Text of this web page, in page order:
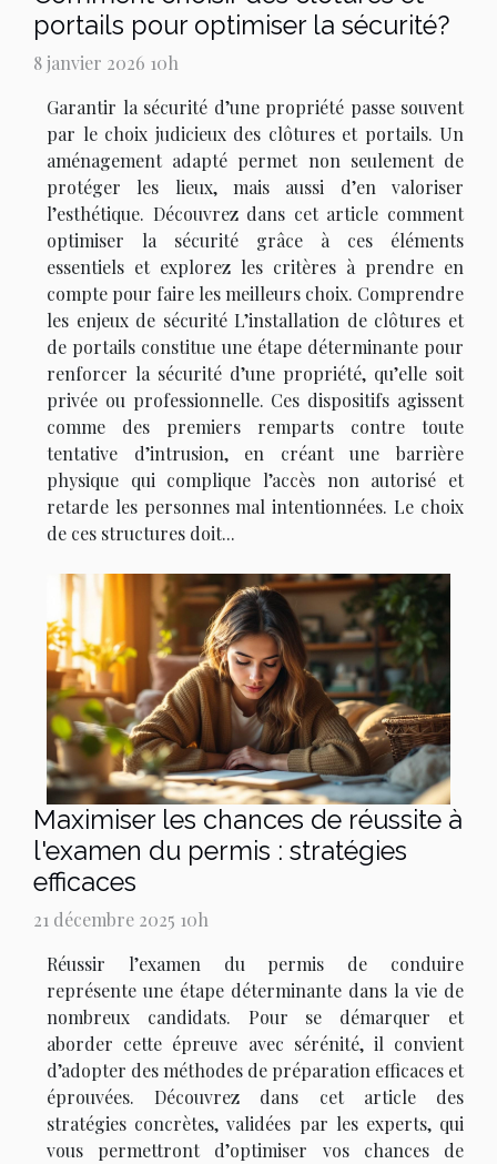
portails pour optimiser la sécurité?
8 janvier 2026 10h
Garantir la sécurité d’une propriété passe souvent
par le choix judicieux des clôtures et portails. Un
aménagement adapté permet non seulement de
protéger les lieux, mais aussi d’en valoriser
l’esthétique. Découvrez dans cet article comment
optimiser la sécurité grâce à ces éléments
essentiels et explorez les critères à prendre en
compte pour faire les meilleurs choix. Comprendre
les enjeux de sécurité L’installation de clôtures et
de portails constitue une étape déterminante pour
renforcer la sécurité d’une propriété, qu’elle soit
privée ou professionnelle. Ces dispositifs agissent
comme des premiers remparts contre toute
tentative d’intrusion, en créant une barrière
physique qui complique l’accès non autorisé et
retarde les personnes mal intentionnées. Le choix
de ces structures doit...
Maximiser les chances de réussite à
l'examen du permis : stratégies
efficaces
21 décembre 2025 10h
Réussir l’examen du permis de conduire
représente une étape déterminante dans la vie de
nombreux candidats. Pour se démarquer et
aborder cette épreuve avec sérénité, il convient
d’adopter des méthodes de préparation efficaces et
éprouvées. Découvrez dans cet article des
stratégies concrètes, validées par les experts, qui
vous permettront d’optimiser vos chances de